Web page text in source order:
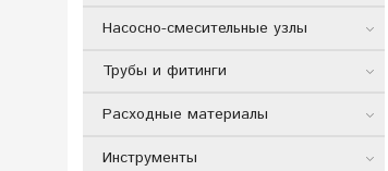
Насосно-смесительные узлы
Трубы и фитинги
Расходные материалы
Инструменты